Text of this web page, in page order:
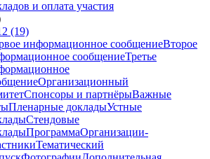
и оплата участия
(19)
информационное сообщениеВторое
сообщениеТретье
Организационный
Спонсоры и партнёрыВажные
Пленарные докладыУстные
Стендовые
ПрограммаОрганизации-
Тематический